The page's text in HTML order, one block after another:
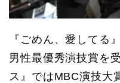
『ごめん、愛してる
男性最優秀演技賞を
ス』ではMBC演技大